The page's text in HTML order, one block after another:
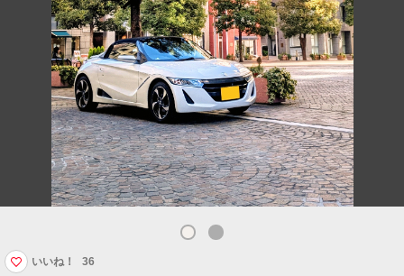
いいね！ 36